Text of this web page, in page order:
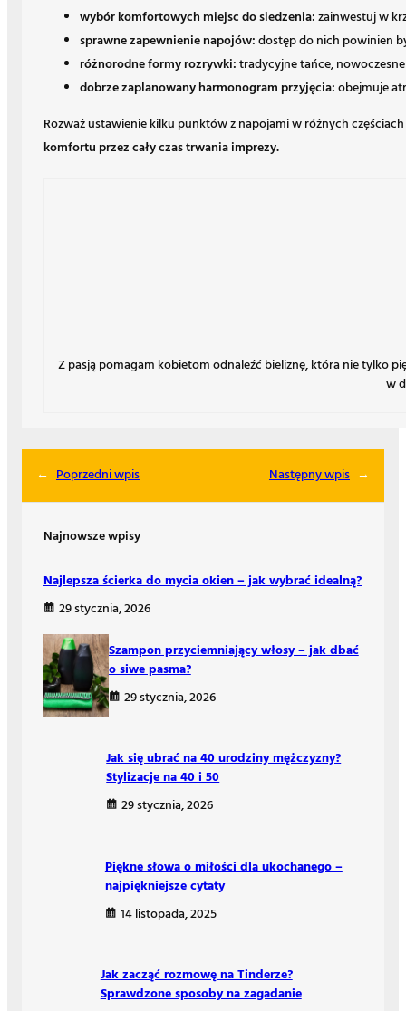
wybór komfortowych miejsc do siedzenia:zainwestuj w
sprawne zapewnienie napojów:dostęp do nich powinien
różnorodne formy rozrywki:tradycyjne tańce,
dobrze zaplanowany harmonogram przyjęcia:obejmuje
Rozważ ustawienie kilku punktów z napojami w różnych
komfortu przez cały czas trwania imprezy.
Z pasją pomagam kobietom odnaleźć bieliznę, która nie tylko
w
← Poprzedni wpis Następny wpis →
Najnowsze wpisy
Najlepsza ścierka do mycia okien – jak wybrać idealną?
29 stycznia, 2026
Szampon przyciemniający włosy – jak dbać
o siwe pasma?
29 stycznia, 2026
Jak się ubrać na 40 urodziny mężczyzny?
Stylizacje na 40 i 50
29 stycznia, 2026
Piękne słowa o miłości dla ukochanego –
najpiękniejsze cytaty
14 listopada, 2025
Jak zacząć rozmowę na Tinderze?
Sprawdzone sposoby na zagadanie